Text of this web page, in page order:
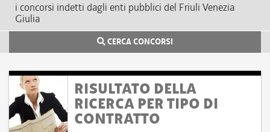
i concorsi indetti dagli enti pubblici del Friuli Venezia
Giulia
CERCA CONCORSI
RISULTATO DELLA
RICERCA PER TIPO DI
CONTRATTO